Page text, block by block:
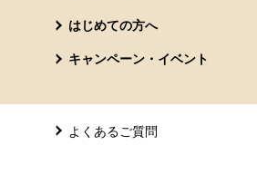
はじめての方へ
キャンペーン・イベント
よくあるご質問